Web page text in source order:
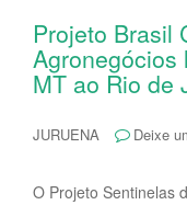
Projeto Brasil
Agronegócios
MT ao Rio de
JURUENA
Deixe
O Projeto Sentinelas